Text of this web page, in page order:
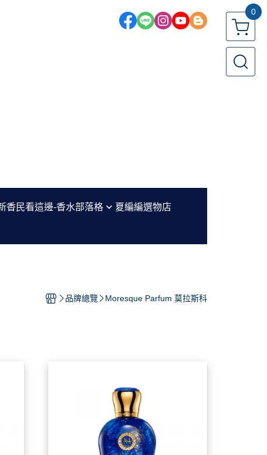
0
香民看這邊-香水部落格
香水推薦文-教你怎麼變成時尚噴
夏編編選物店
品牌總覽 Moresque Parfum 莫拉斯科